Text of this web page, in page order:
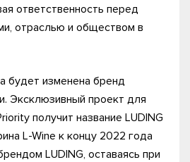
ответственность перед
отраслью и обществом в
будет изменена бренд
Эксклюзивный проект для
получит название LUDING
L-Wine к концу 2022 года
LUDING, оставаясь при